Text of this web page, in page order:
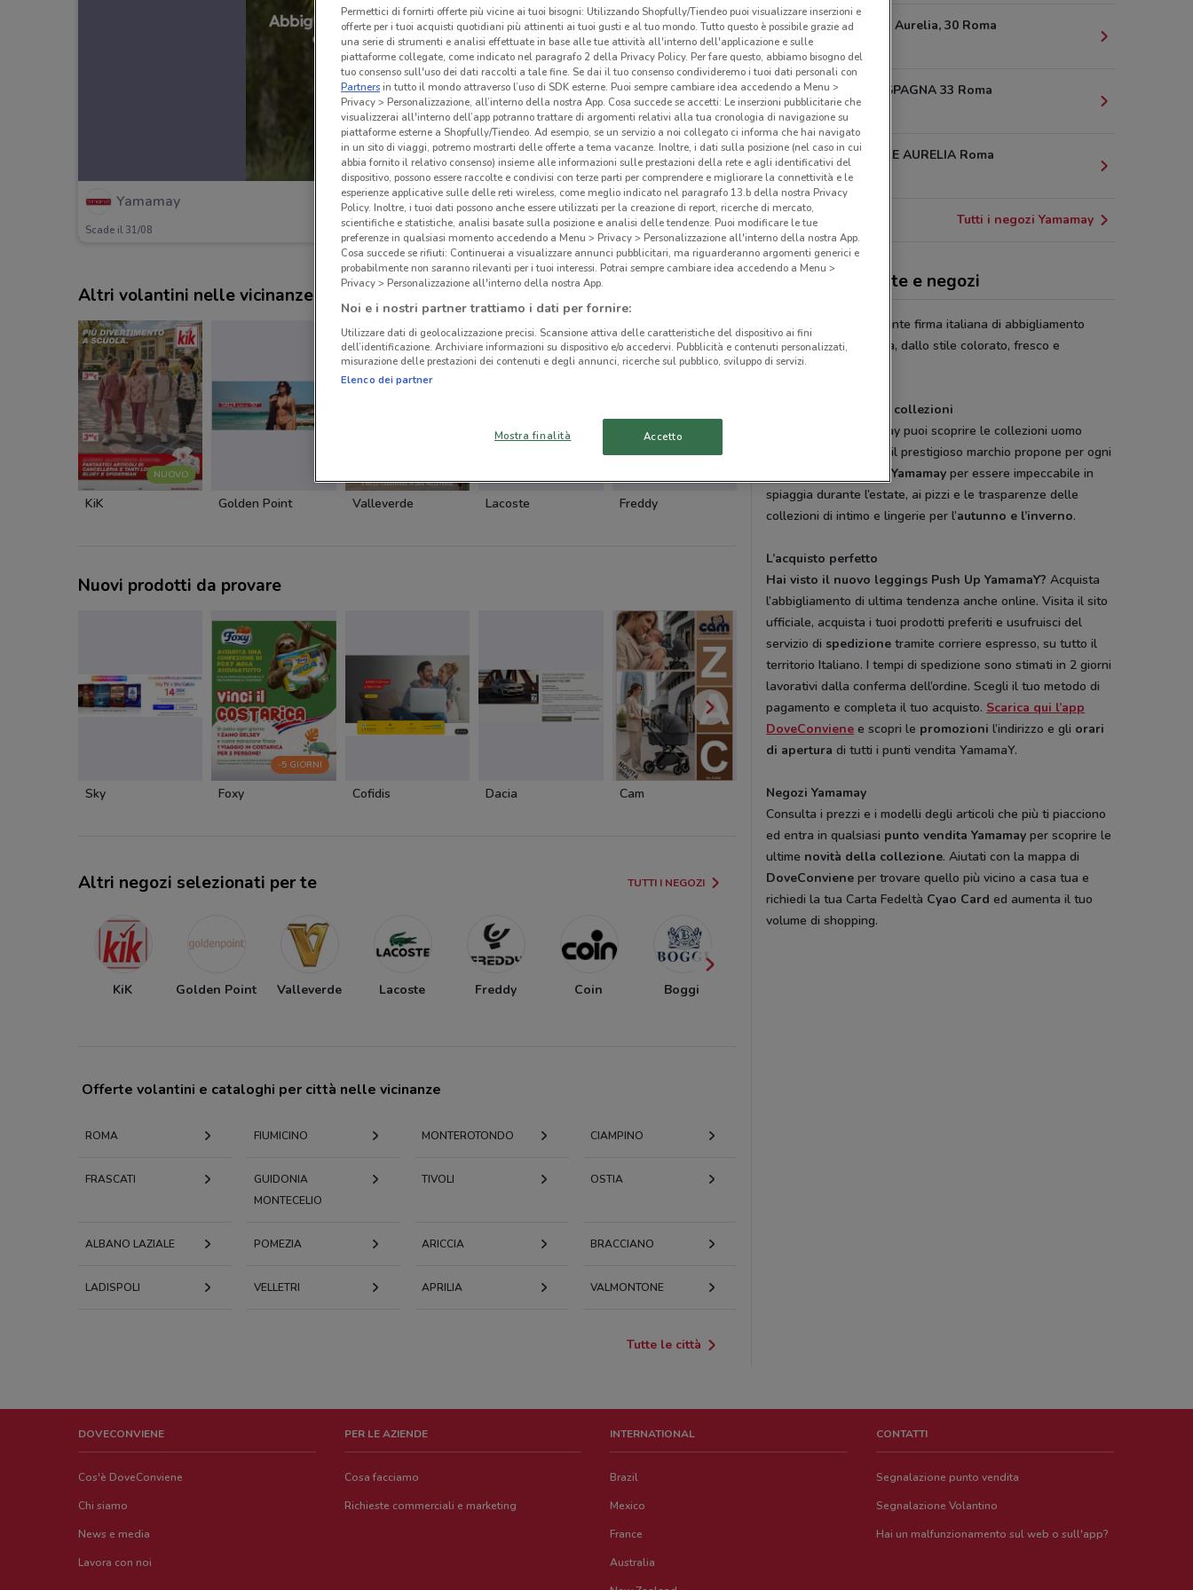
Yamamay
Scade il 31/08 3 km
Altri volantini nelle vicinanze
NUOVO
KiK Golden Point Valleverde Lacoste Freddy Coin Coin Boggi
Nuovi prodotti da provare
Sky
-5 GIORNI
Foxy Cofidis Dacia Cam Cam
Altri negozi selezionati per te TUTTI I NEGOZI
KiK Golden Point Valleverde Lacoste Freddy Coin Boggi
Offerte volantini e cataloghi per città nelle vicinanze
ROMA FIUMICINO MONTEROTONDO CIAMPINO
FRASCATI
GUIDONIA
MONTECELIO
TIVOLI OSTIA
ALBANO LAZIALE POMEZIA ARICCIA BRACCIANO
LADISPOLI VELLETRI APRILIA VALMONTONE
Tutte le città
Via Di Valle Aurelia, 30 Roma
PIAZZA DI SPAGNA 33 Roma
3.7 km
VIA DI VALLE AURELIA Roma
3.8 km
Tutti i negozi Yamamay
Yamamay, offerte e negozi
Yamamay
è una elegante firma italiana di abbigliamento
intimo di ottima qualità, dallo stile colorato, fresco e
sensuale.
Yamamay, catalogo e collezioni
Yamamay puoi scoprire le collezioni uomo
donna e bambino che il prestigioso marchio propone per ogni
costumi Yamamay per essere impeccabile in
spiaggia durante l’estate, ai pizzi e le trasparenze delle
collezioni di intimo e lingerie per l’autunno e l’inverno.
L’acquisto perfetto
Hai visto il nuovo leggings Push Up YamamaY? Acquista
l’abbigliamento di ultima tendenza anche online. Visita il sito
ufficiale, acquista i tuoi prodotti preferiti e usufruisci del
servizio di spedizionetramite corriere espresso, su tutto il
territorio Italiano. I tempi di spedizione sono stimati in 2 giorni
lavorativi dalla conferma dell’ordine. Scegli il tuo metodo di
pagamento e completa il tuo acquisto. Scarica qui l’app
DoveConviene e scopri le promozioni l’indirizzo e gli orari
di apertura di tutti i punti vendita YamamaY.
Negozi Yamamay
Consulta i prezzi e i modelli degli articoli che più ti piacciono
ed entra in qualsiasi punto vendita Yamamay per scoprire le
ultime novità della collezione. Aiutati con la mappa di
DoveConviene per trovare quello più vicino a casa tua e
richiedi la tua Carta Fedeltà Cyao Card ed aumenta il tuo
volume di shopping.
DOVECONVIENE
Cos'è DoveConviene
Chi siamo
News e media
Lavora con noi
PER LE AZIENDE
Cosa facciamo
Richieste commerciali e marketing
INTERNATIONAL
Brazil
Mexico
France
Australia
CONTATTI
Segnalazione punto vendita
Segnalazione Volantino
Hai un malfunzionamento sul web o sull'app?
Permettici di fornirti offerte più vicine ai tuoi bisogni: Utilizzando Shopfully/Tiendeo puoi visualizzare inserzioni e
offerte per i tuoi acquisti quotidiani più attinenti ai tuoi gusti e al tuo mondo. Tutto questo è possibile grazie ad
una serie di strumenti e analisi effettuate in base alle tue attività all'interno dell'applicazione e sulle
piattaforme collegate, come indicato nel paragrafo 2 della Privacy Policy. Per fare questo, abbiamo bisogno del
tuo consenso sull'uso dei dati raccolti a tale fine. Se dai il tuo consenso condivideremo i tuoi dati personali con
Partnersin tutto il mondo attraverso l’uso di SDK esterne. Puoi sempre cambiare idea accedendo a Menu >
Privacy > Personalizzazione, all’interno della nostra App. Cosa succede se accetti: Le inserzioni pubblicitarie che
visualizzerai all'interno dell’app potranno trattare di argomenti relativi alla tua cronologia di navigazione su
piattaforme esterne a Shopfully/Tiendeo. Ad esempio, se un servizio a noi collegato ci informa che hai navigato
in un sito di viaggi, potremo mostrarti delle offerte a tema vacanze. Inoltre, i dati sulla posizione (nel caso in cui
abbia fornito il relativo consenso) insieme alle informazioni sulle prestazioni della rete e agli identificativi del
dispositivo, possono essere raccolte e condivisi con terze parti per comprendere e migliorare la connettività e le
esperienze applicative sulle delle reti wireless, come meglio indicato nel paragrafo 13.b della nostra Privacy
Policy. Inoltre, i tuoi dati possono anche essere utilizzati per la creazione di report, ricerche di mercato,
scientifiche e statistiche, analisi basate sulla posizione e analisi delle tendenze. Puoi modificare le tue
preferenze in qualsiasi momento accedendo a Menu > Privacy > Personalizzazione all'interno della nostra App.
Cosa succede se rifiuti: Continuerai a visualizzare annunci pubblicitari, ma riguarderanno argomenti generici e
probabilmente non saranno rilevanti per i tuoi interessi. Potrai sempre cambiare idea accedendo a Menu >
Privacy > Personalizzazione all'interno della nostra App.
Noi e i nostri partner trattiamo i dati per fornire:
Utilizzare dati di geolocalizzazione precisi. Scansione attiva delle caratteristiche del dispositivo ai fini
dell’identificazione. Archiviare informazioni su dispositivo e/o accedervi. Pubblicità e contenuti personalizzati,
misurazione delle prestazioni dei contenuti e degli annunci, ricerche sul pubblico, sviluppo di servizi.
Elenco dei partner
Mostra finalità Accetto